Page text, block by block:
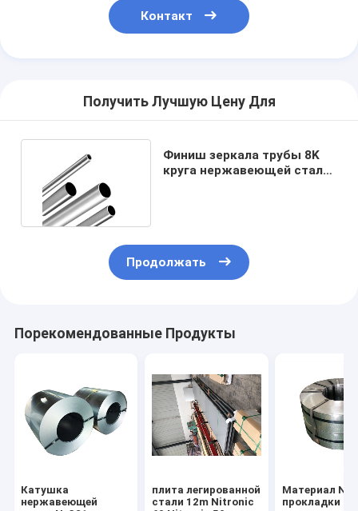
Контакт
Получить Лучшую Цену Для
Финиш зеркала трубы 8K
круга нержавеющей стали
Продолжать
Порекомендованные Продукты
Катушка
нержавеющей
плита легированной
стали 12m Nitronic
Материал
прокладки